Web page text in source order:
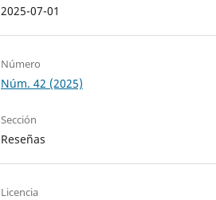
2025-07-01
Número
Núm. 42 (2025)
Sección
Reseñas
Licencia